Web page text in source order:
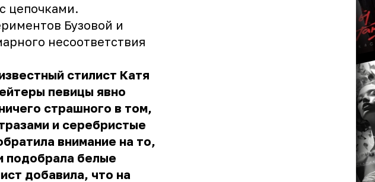
цепочками.
Бузовой и
несоответствия
стилист Катя
певицы явно
страшного в том,
и серебристые
внимание на то,
подобрала белые
добавила, что на